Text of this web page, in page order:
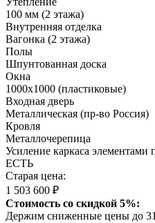
100 мм (2 этажа)
Внутренняя отделка
Вагонка (2 этажа)
Полы
Шпунтованная доска
Окна
1000х1000 (пластиковые)
Входная дверь
Металлическая (пр-во Россия)
Кровля
Металлочерепица
Усиление каркаса элементами
ЕСТЬ
Старая цена:
1 503 600 ₽
Стоимость со скидкой 5%:
Держим сниженные цены до